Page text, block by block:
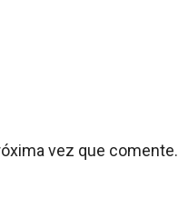
vez que comente.